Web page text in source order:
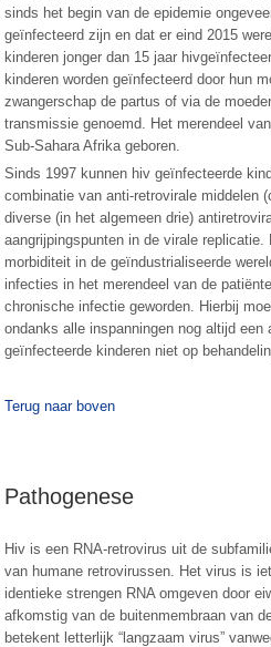
sinds het begin van de epidemie
geïnfecteerd zijn en dat er eind 2015
kinderen jonger dan 15 jaar
kinderen worden geïnfecteerd door hun
zwangerschap de partus of via de
transmissie genoemd. Het merendeel
Sub-Sahara Afrika geboren.
Sinds 1997 kunnen hiv geïnfecteerde
combinatie van anti-retrovirale middelen
diverse (in het algemeen drie)
aangrijpingspunten in de virale
morbiditeit in de geïndustrialiseerde
infecties in het merendeel van de
chronische infectie geworden. Hierbij
ondanks alle inspanningen nog altijd
geïnfecteerde kinderen niet op
Terug naar boven
Pathogenese
Hiv is een RNA-retrovirus uit de
van humane retrovirussen. Het virus is
identieke strengen RNA omgeven door
afkomstig van de buitenmembraan van
betekent letterlijk “langzaam virus”